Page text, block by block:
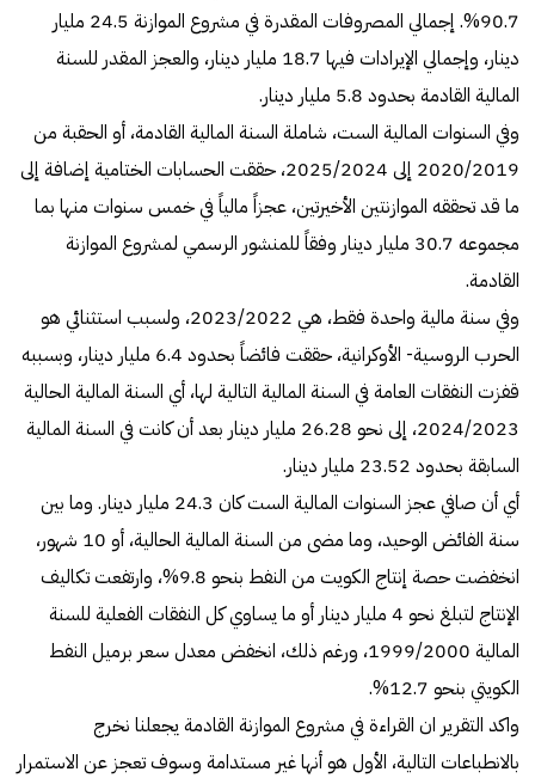
90.7%. إجمالي المصروفات المقدرة في مشروع الموازنة 24.5 مليار
دينار، وإجمالي الإيرادات فيها 18.7 مليار دينار، والعجز المقدر للسنة
المالية القادمة بحدود 5.8 مليار دينار.
وفي السنوات المالية الست، شاملة السنة المالية القادمة، أو الحقبة من
2020/2019 إلى 2025/2024، حققت الحسابات الختامية إضافة إلى
ما قد تحققه الموازنتين الأخيرتين، عجزاً مالياً في خمس سنوات منها بما
مجموعه 30.7 مليار دينار وفقاً للمنشور الرسمي لمشروع الموازنة
القادمة.
وفي سنة مالية واحدة فقط، هي 2023/2022، ولسبب استثنائي هو
الحرب الروسية- الأوكرانية، حققت فائضاً بحدود 6.4 مليار دينار، وبسببه
قفزت النفقات العامة في السنة المالية التالية لها، أي السنة المالية الحالية
2024/2023، إلى نحو 26.28 مليار دينار بعد أن كانت في السنة المالية
السابقة بحدود 23.52 مليار دينار.
أي أن صافي عجز السنوات المالية الست كان 24.3 مليار دينار. وما بين
سنة الفائض الوحيد، وما مضى من السنة المالية الحالية، أو 10 شهور،
انخفضت حصة إنتاج الكويت من النفط بنحو 9.8%، وارتفعت تكاليف
الإنتاج لتبلغ نحو 4 مليار دينار أو ما يساوي كل النفقات الفعلية للسنة
المالية 1999/2000، ورغم ذلك، انخفض معدل سعر برميل النفط
الكويتي بنحو 12.7%.
واكد التقرير ان القراءة في مشروع الموازنة القادمة يجعلنا نخرج
بالانطباعات التالية، الأول هو أنها غير مستدامة وسوف تعجز عن الاستمرار